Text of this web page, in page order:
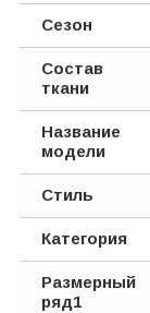
Сезон
Состав
ткани
Название
модели
Стиль
Категория
Размерный
ряд1